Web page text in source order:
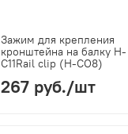
Зажим для крепления
кронштейна на балку H-
C11Rail clip (H-CO8)
267 руб./шт